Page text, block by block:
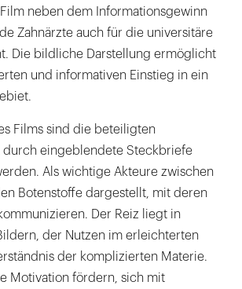
Film neben dem Informationsgewinn
Zahnärzte auch für die universitäre
Die bildliche Darstellung ermöglicht
und informativen Einstieg in ein
Films sind die beteiligten
durch eingeblendete Steckbriefe
Als wichtige Akteure zwischen
Botenstoffe dargestellt, mit deren
Der Reiz liegt in
der Nutzen im erleichterten
der komplizierten Materie.
Motivation fördern, sich mit